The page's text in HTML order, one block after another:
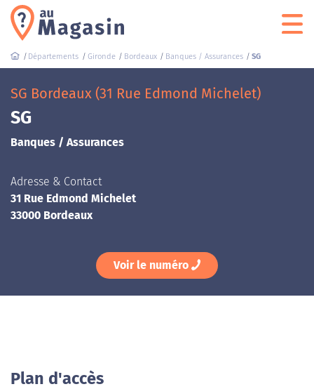
Départements Gironde Bordeaux Banques / Assurances SG
SG Bordeaux (31 Rue Edmond Michelet)
SG
Banques / Assurances
Adresse & Contact
31 Rue Edmond Michelet
33000 Bordeaux
Voir le numéro
Plan d'accès